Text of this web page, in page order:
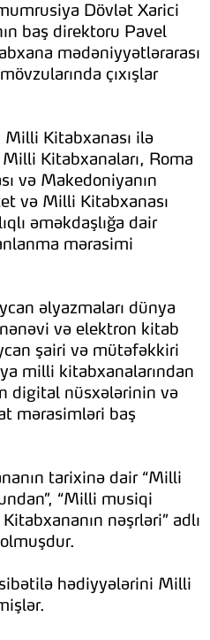
Dövlət Xarici
baş direktoru Pavel
mədəniyyətlərarası
çıxışlar
Milli Kitabxanası ilə
Kitabxanaları, Roma
və Makedoniyanın
və Milli Kitabxanası
əməkdaşlığa dair
mərasimi
əlyazmaları dünya
və elektron kitab
şairi və mütəfəkkiri
milli kitabxanalarından
digital nüsxələrinin və
mərasimləri baş
tarixinə dair “Milli
“Milli musiqi
nəşrləri” adlı
hədiyyələrini Milli